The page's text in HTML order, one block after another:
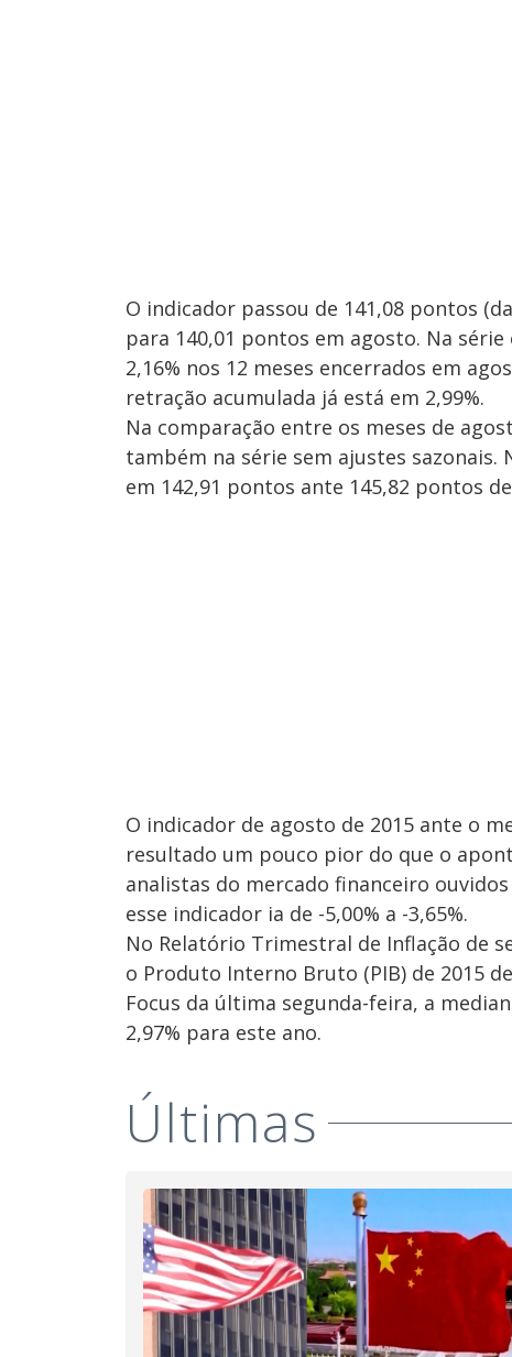
O indicador passou de 141,08 pontos
para 140,01 pontos em agosto. Na
2,16% nos 12 meses encerrados em
retração acumulada já está em 2,99%.
Na comparação entre os meses de
também na série sem ajustes sazonais.
em 142,91 pontos ante 145,82 pontos
O indicador de agosto de 2015 ante o
resultado um pouco pior do que o
analistas do mercado financeiro
esse indicador ia de -5,00% a -3,65%.
No Relatório Trimestral de Inflação de
o Produto Interno Bruto (PIB) de 2015
Focus da última segunda-feira, a
2,97% para este ano.
Últimas